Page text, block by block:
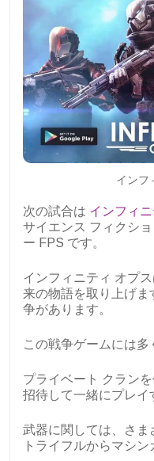
インフ
次の試合は インフィ
サイエンス フィクシ
ー FPS です。
インフィニティ オプ
来の物語を取り上げ
争があります。
この戦争ゲームには多
プライベート クラン
招待して一緒にプレイ
武器に関しては、さ
トライフルからマシン